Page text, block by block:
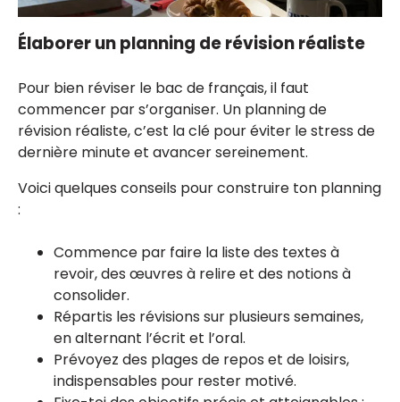
Élaborer un planning de révision réaliste
Pour bien réviser le bac de français, il faut
commencer par s’organiser. Un planning de
révision réaliste, c’est la clé pour éviter le stress de
dernière minute et avancer sereinement.
Voici quelques conseils pour construire ton planning
:
Commence par faire la liste des textes à
revoir, des œuvres à relire et des notions à
consolider.
Répartis les révisions sur plusieurs semaines,
en alternant l’écrit et l’oral.
Prévoyez des plages de repos et de loisirs,
indispensables pour rester motivé.